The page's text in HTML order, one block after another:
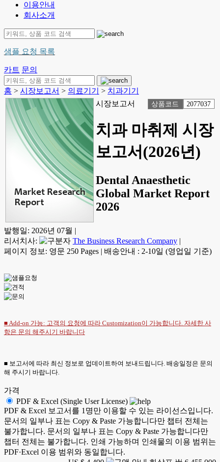
이용안내
회사소개
샘플 요청 목록
카트 문의
홈 > 시장보고서 > 의료기기 > 치과기기
시장보고서
상품코드 2077037
치과 마취제 시장
보고서(2026년)
Dental Anaesthetic
Global Market Report
2026
발행일: 2026년 07월 |
리서치사:
The Business Research Company |
페이지 정보: 영문 250 Pages | 배송안내 : 2-10일 (영업일 기준)
■ Add-on 가능: 고객의 요청에 따라 Customization이 가능합니다. 자세한 사
항은 문의 해주시기 바랍니다
■ 보고서에 따라 최신 정보로 업데이트하여 보내드립니다. 배송일정은 문의
해 주시기 바랍니다.
가격
PDF & Excel (Single User License)
PDF & Excel 보고서를 1명만 이용할 수 있는 라이선스입니다.
문서의 일부나 표는 Copy & Paste 가능합니다만 챕터 전체는
불가합니다. 문서의 일부나 표는 Copy & Paste 가능합니다만
챕터 전체는 불가합니다. 인쇄 가능하며 인쇄물의 이용 범위는
PDF·Excel 이용 범위와 동일합니다.